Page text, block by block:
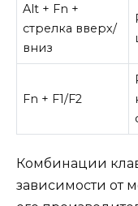
Alt + Fn +
стрелка вверх/
вниз
Fn + F1/F2
Комбинации
зависимости от